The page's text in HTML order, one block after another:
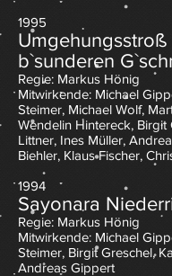
1995
Umgehungsstroß
b`sunderen
Regie: Markus Hönig
Mitwirkende: Michael
Steimer, Michael Wolf,
Wendelin Hintereck, Birgit
Littner, Ines Müller,
Biehler, Klaus Fischer,
1994
Sayonara
Regie: Markus Hönig
Mitwirkende: Michael
Steimer, Birgit Greschel,
Andreas Gippert